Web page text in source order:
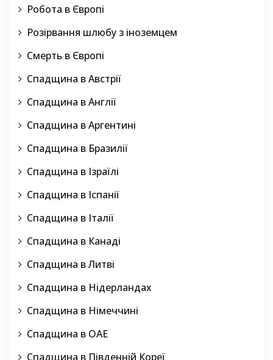
Робота в Європі
Розірвання шлюбу з іноземцем
Смерть в Європі
Спадщина в Австрії
Спадщина в Англії
Спадщина в Аргентині
Спадщина в Бразилії
Спадщина в Ізраїлі
Спадщина в Іспанії
Спадщина в Італії
Спадщина в Канаді
Спадщина в Литві
Спадщина в Нідерландах
Спадщина в Німеччині
Спадщина в ОАЕ
Спадщина в Південній Кореї